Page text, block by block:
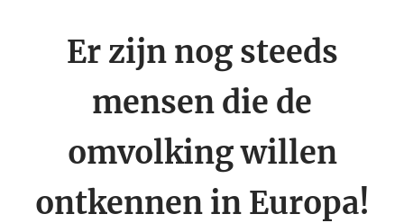
Er zijn nog steeds
mensen die de
omvolking willen
ontkennen in Europa!